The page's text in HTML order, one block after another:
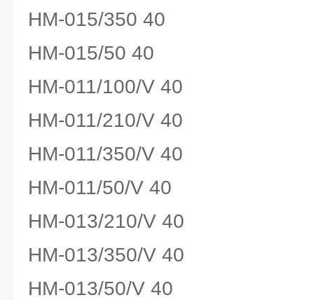
HM-015/350 40
HM-015/50 40
HM-011/100/V 40
HM-011/210/V 40
HM-011/350/V 40
HM-011/50/V 40
HM-013/210/V 40
HM-013/350/V 40
HM-013/50/V 40